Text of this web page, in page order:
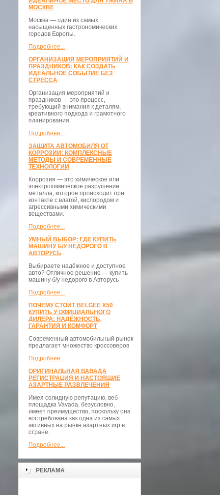
МОСКВЕ
Москва — один из самых
насыщенных гастрономических
городов Европы.
Подробнее...
ОРГАНИЗАЦИЯ МЕРОПРИЯТИЙ И
ПРАЗДНИКОВ: КАК СОЗДАТЬ
ИДЕАЛЬНОЕ СОБЫТИЕ БЕЗ
СТРЕССА
Организация мероприятий и
праздников — это процесс,
требующий внимания к деталям,
креативного подхода и грамотного
планирования.
Подробнее...
ЗАЩИТА АВТОМОБИЛЯ ОТ
КОРРОЗИИ: КОМПЛЕКСНЫЕ
МЕТОДЫ И СОВРЕМЕННЫЕ
ТЕХНОЛОГИИ
Коррозия — это химическое или
электрохимическое разрушение
металла, которое происходит при
контакте с влагой, кислородом и
агрессивными химическими
веществами.
Подробнее...
УМНЫЙ ВЫБОР: ГДЕ КУПИТЬ
МАШИНУ Б/У НЕДОРОГО В
АВТОРУСЬ
Выбираете надёжное и доступное
авто? Отличное решение — купить
машину б/у недорого в Авторусь
Подробнее...
ПОЧЕМУ СТОИТ BELGEE X50
КУПИТЬ У ОФИЦИАЛЬНОГО
ДИЛЕРА: НАДЁЖНОСТЬ,
ГАРАНТИЯ И КОМФОРТ
Современный автомобильный рынок
предлагает множество кроссоверов
Подробнее...
ОРИГИНАЛЬНАЯ ВАВАДА
РЕГИСТРАЦИЯ И НАСТОЯЩИЕ
АЗАРТНЫЕ РАЗВЛЕЧЕНИЯ
Имея солидную репутацию, веб-
площадка Vavada, безусловно,
имеет преимущество, поскольку она
востребована как одна из самых
активных на рынке азартных игр в
стране.
Подробнее...
РЕКЛАМА